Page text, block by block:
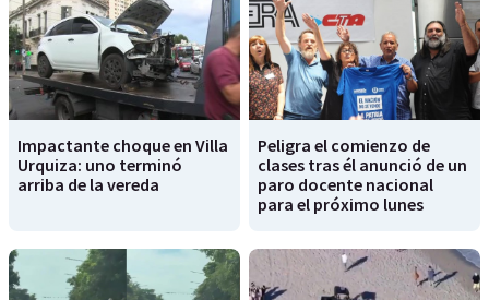
Impactante choque en Villa
Urquiza: uno terminó
arriba de la vereda
Peligra el comienzo de
clases tras él anunció de un
paro docente nacional
para el próximo lunes